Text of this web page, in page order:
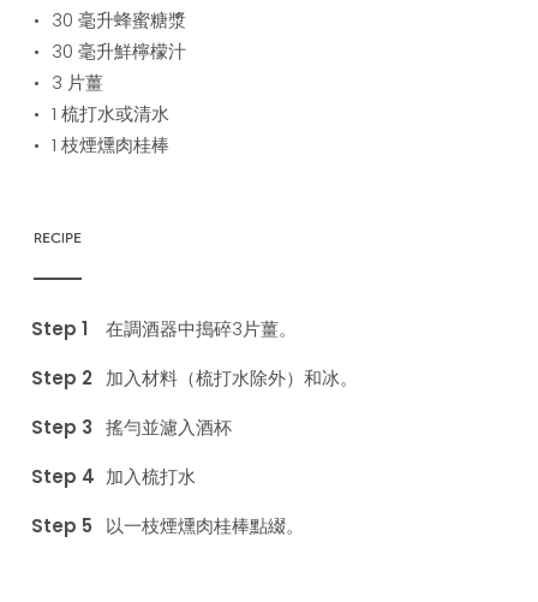
30 毫升蜂蜜糖漿
30 毫升鮮檸檬汁
3 片薑
1 梳打水或清水
1 枝煙燻肉桂棒
RECIPE
在調酒器中搗碎3片薑。
加入材料（梳打水除外）和冰。
搖勻並濾入酒杯
加入梳打水
以一枝煙燻肉桂棒點綴。